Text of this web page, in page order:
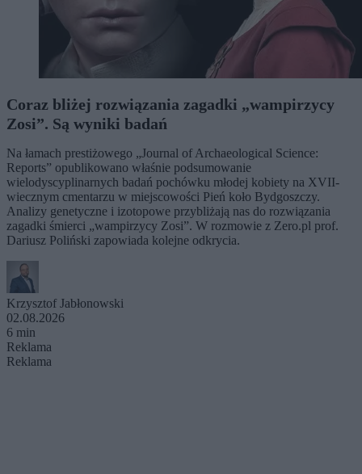
Coraz bliżej rozwiązania zagadki „wampirzycy
Zosi”. Są wyniki badań
Na łamach prestiżowego „Journal of Archaeological Science:
Reports” opublikowano właśnie podsumowanie
wielodyscyplinarnych badań pochówku młodej kobiety na XVII-
wiecznym cmentarzu w miejscowości Pień koło Bydgoszczy.
Analizy genetyczne i izotopowe przybliżają nas do rozwiązania
zagadki śmierci „wampirzycy Zosi”. W rozmowie z Zero.pl prof.
Dariusz Poliński zapowiada kolejne odkrycia.
Krzysztof Jabłonowski
02.08.2026
6 min
Reklama
Reklama